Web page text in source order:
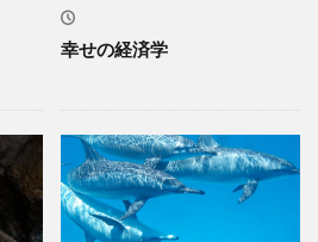
幸せの経済学